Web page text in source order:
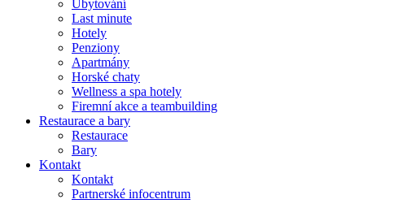
Ubytování
Last minute
Hotely
Penziony
Apartmány
Horské chaty
Wellness a spa hotely
Firemní akce a teambuilding
Restaurace a bary
Restaurace
Bary
Kontakt
Kontakt
Partnerské infocentrum